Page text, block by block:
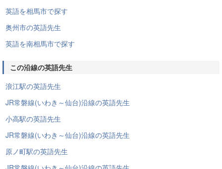
英語を相馬市で探す
奥州市の英語先生
英語を南相馬市で探す
この沿線の英語先生
浪江駅の英語先生
JR常磐線(いわき～仙台)沿線の英語先生
小高駅の英語先生
JR常磐線(いわき～仙台)沿線の英語先生
原ノ町駅の英語先生